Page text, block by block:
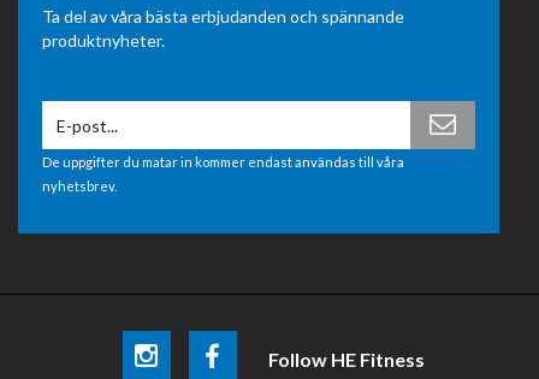
Ta del av våra bästa erbjudanden och spännande
produktnyheter.
De uppgifter du matar in kommer endast användas till våra
nyhetsbrev.
Follow HE Fitness